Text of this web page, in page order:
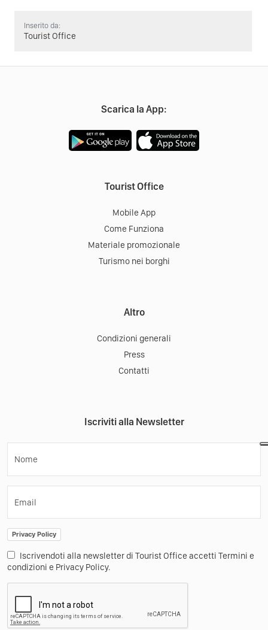
Inserito da:
Tourist Office
Scarica la App:
Tourist Office
Mobile App
Come Funziona
Materiale promozionale
Turismo nei borghi
Altro
Condizioni generali
Press
Contatti
Iscriviti alla Newsletter
Nome
Email
Privacy Policy
Iscrivendoti alla newsletter di Tourist Office accetti Termini e
condizioni e Privacy Policy.